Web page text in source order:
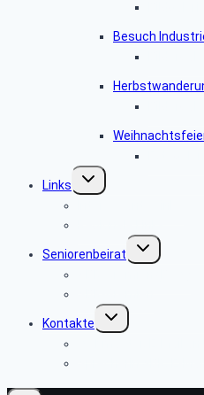
Besuch
Links
Untermenü
umschalten
Seniorenbeirat
Untermenü
umschalten
Kontakte
Untermenü
umschalten